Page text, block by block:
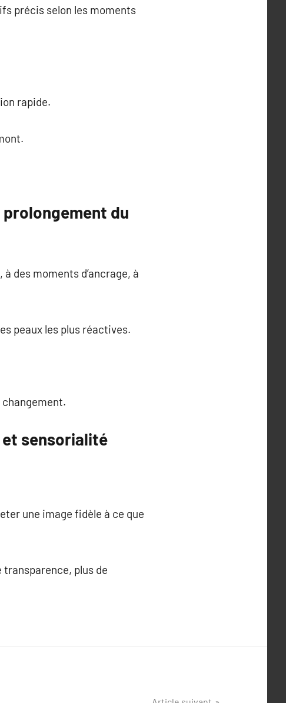
précis selon les moments
rapide.
du
des moments d’ancrage, à
peaux les plus réactives.
sensorialité
une image fidèle à ce que
transparence, plus de